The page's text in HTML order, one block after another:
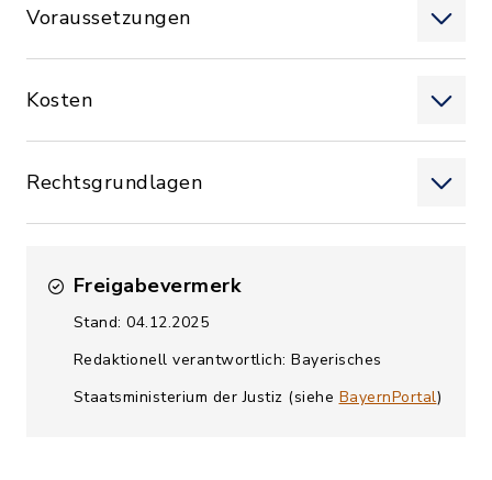
Voraussetzungen
Kosten
Rechtsgrundlagen
Freigabevermerk
Stand: 04.12.2025
Redaktionell verantwortlich: Bayerisches
Staatsministerium der Justiz (siehe BayernPortal)